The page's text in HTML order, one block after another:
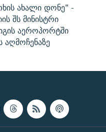
ახალი დონე" -
შს მინისტრი
აეროპორტში